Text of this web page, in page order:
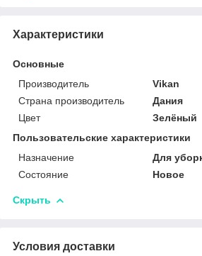
Характеристики
Основные
Производитель
Vikan
Страна производитель
Дания
Цвет
Зелёный
Пользовательские характеристики
Назначение
Для
Состояние
Новое
Скрыть
Условия доставки